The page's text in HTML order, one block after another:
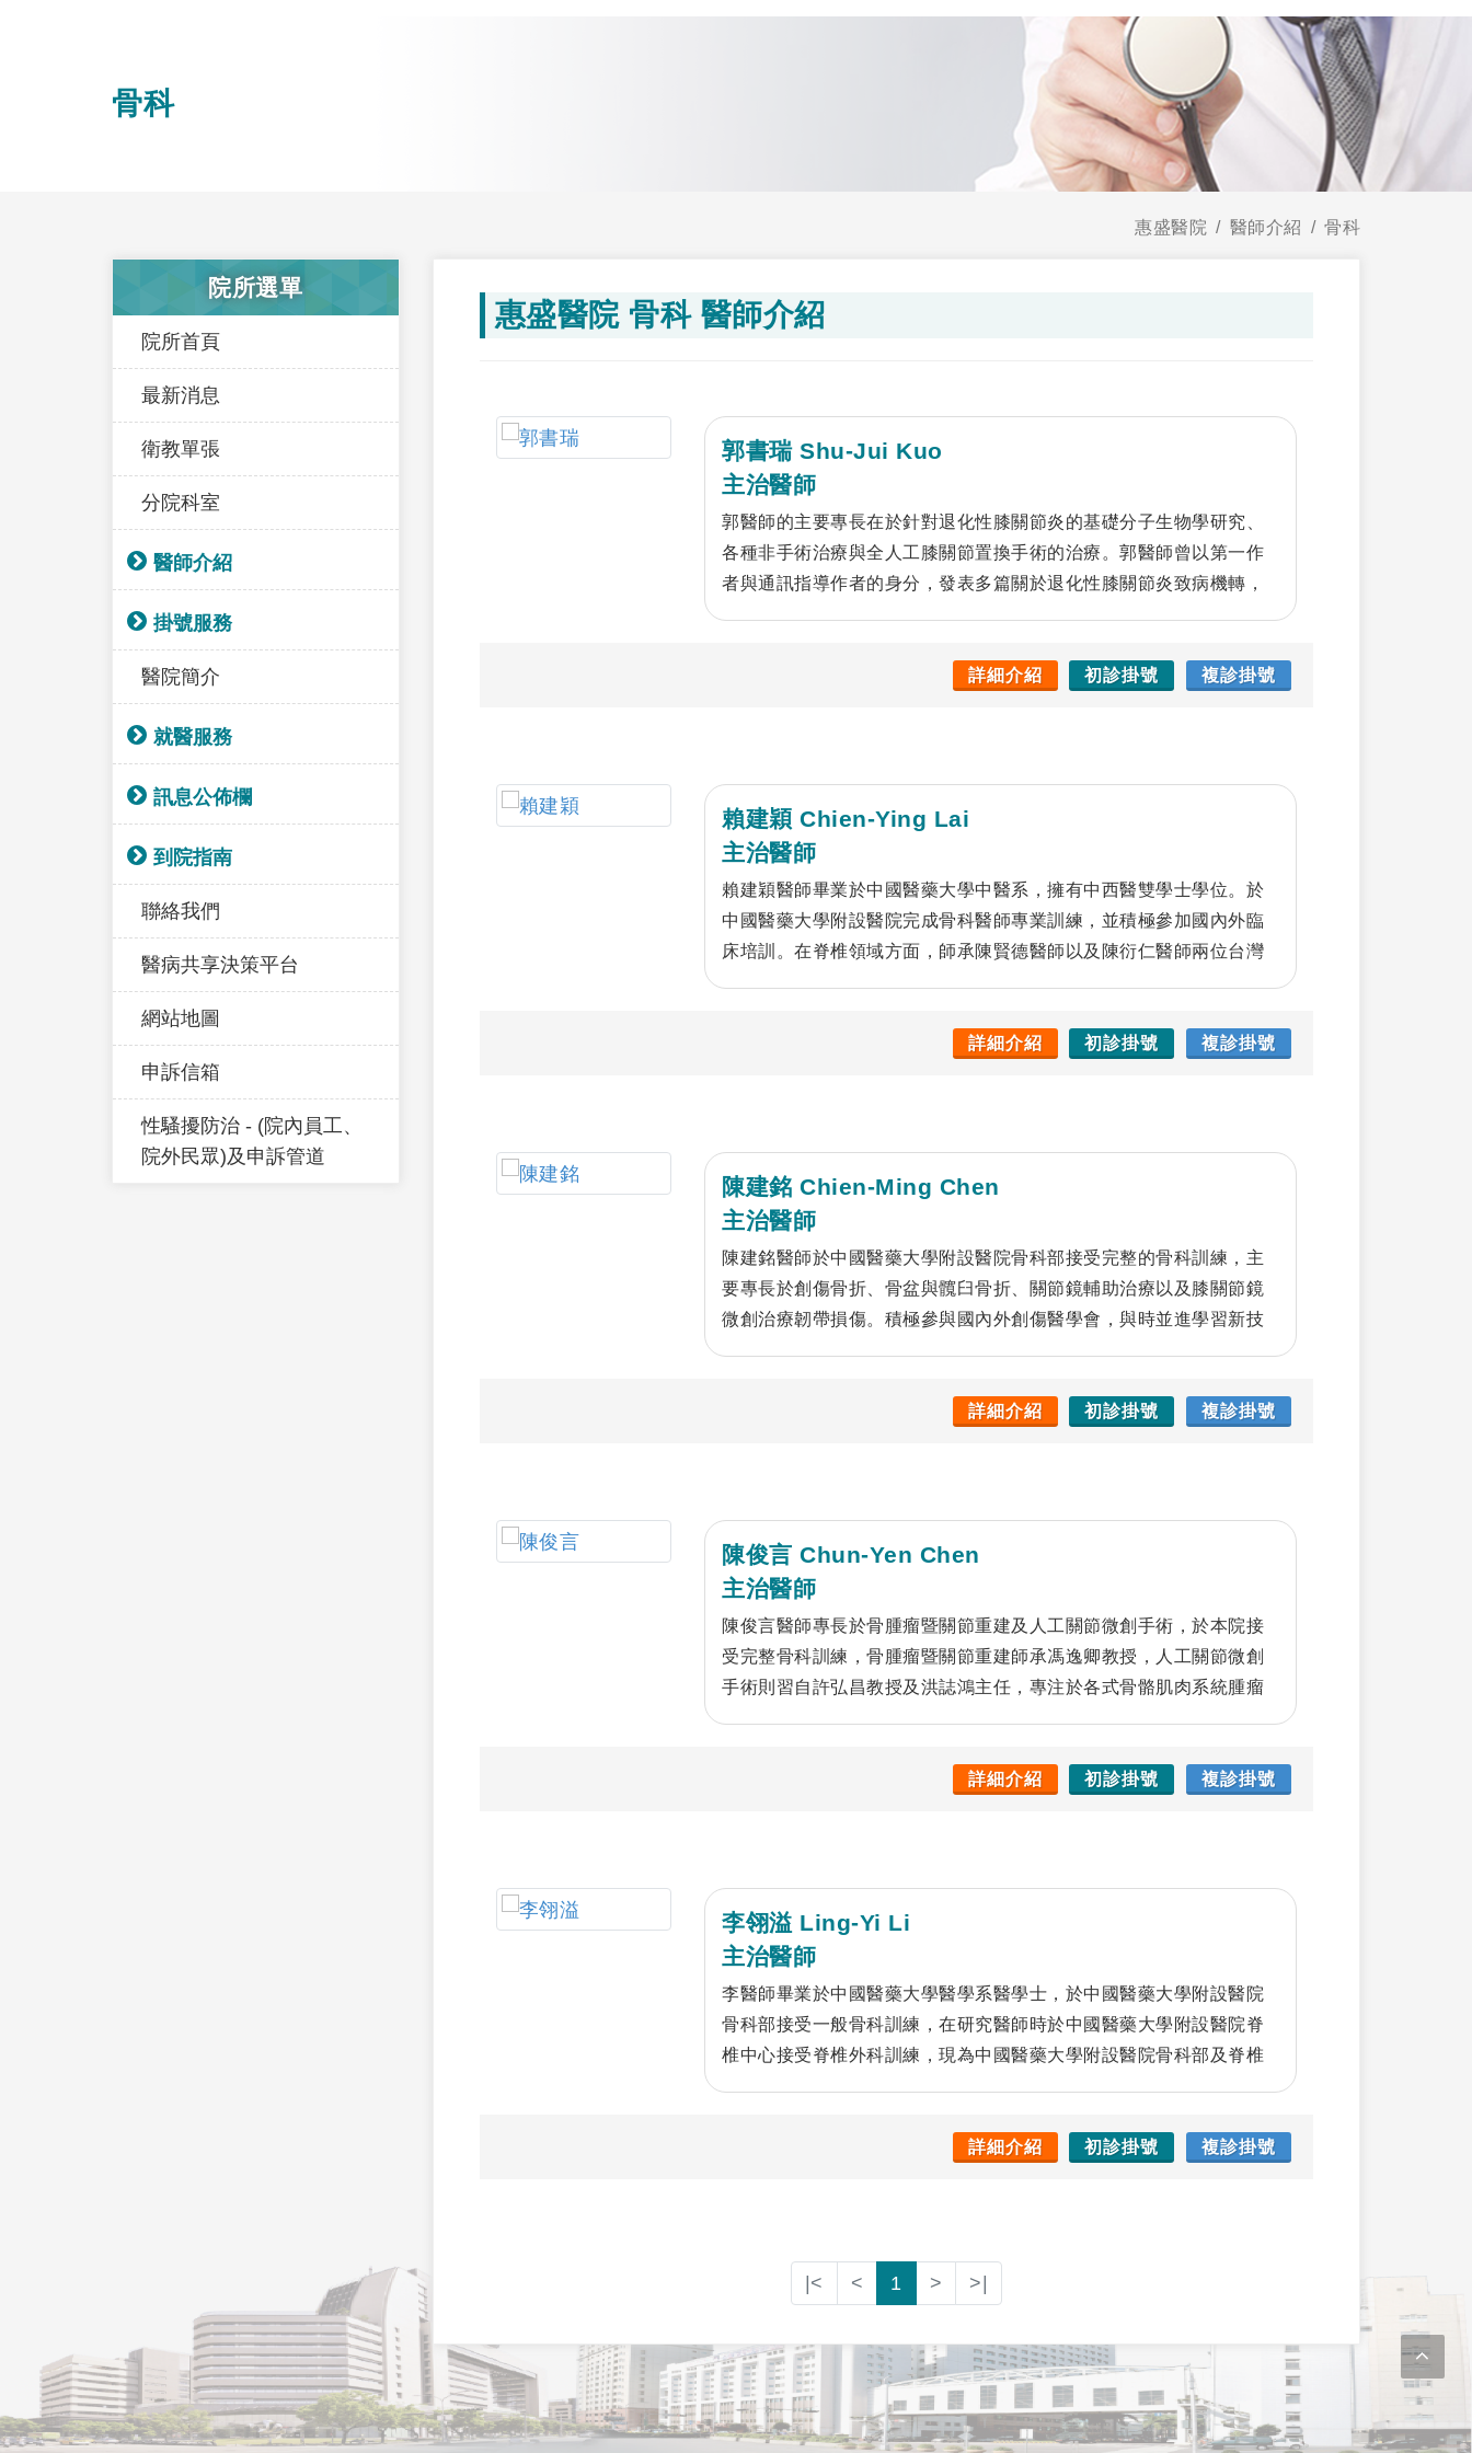
骨科
惠盛醫院 醫師介紹 骨科
院所選單
院所首頁
最新消息
衛教單張
分院科室
醫師介紹
掛號服務
醫院簡介
就醫服務
訊息公佈欄
到院指南
聯絡我們
醫病共享決策平台
網站地圖
申訴信箱
性騷擾防治 - (院內員工、
院外民眾)及申訴管道
惠盛醫院 骨科 醫師介紹
郭書瑞 Shu-Jui Kuo
主治醫師
郭醫師的主要專長在於針對退化性膝關節炎的基礎分子生物學研究、
各種非手術治療與全人工膝關節置換手術的治療。郭醫師曾以第一作
者與通訊指導作者的身分，發表多篇關於退化性膝關節炎致病機轉，
之運用。 郭醫師視病猶親，珍惜每一位病友的託付，期待能為病友提
詳細介紹 初診掛號 複診掛號
賴建穎 Chien-Ying Lai
主治醫師
賴建穎醫師畢業於中國醫藥大學中醫系，擁有中西醫雙學士學位。於
中國醫藥大學附設醫院完成骨科醫師專業訓練，並積極參加國內外臨
床培訓。在脊椎領域方面，師承陳賢德醫師以及陳衍仁醫師兩位台灣
詳細介紹
初診掛號 複診掛號
陳建銘 Chien-Ming Chen
主治醫師
陳建銘醫師於中國醫藥大學附設醫院骨科部接受完整的骨科訓練，主
要專長於創傷骨折、骨盆與髖臼骨折、關節鏡輔助治療以及膝關節鏡
微創治療韌帶損傷。積極參與國內外創傷醫學會，與時並進學習新技
詳細介紹 初診掛號 複診掛號
陳俊言 Chun-Yen Chen
主治醫師
陳俊言醫師專長於骨腫瘤暨關節重建及人工關節微創手術，於本院接
受完整骨科訓練，骨腫瘤暨關節重建師承馮逸卿教授，人工關節微創
手術則習自許弘昌教授及洪誌鴻主任，專注於各式骨骼肌肉系統腫瘤
治療及再翻修、骨質疏鬆治療及上下肢複雜性外傷骨折復位手術。
詳細介紹 初診掛號 複診掛號
李翎溢 Ling-Yi Li
主治醫師
李醫師畢業於中國醫藥大學醫學系醫學士，於中國醫藥大學附設醫院
骨科部接受一般骨科訓練，在研究醫師時於中國醫藥大學附設醫院脊
椎中心接受脊椎外科訓練，現為中國醫藥大學附設醫院骨科部及脊椎
詳細介紹 初診掛號 複診掛號
|< < 1 > >|